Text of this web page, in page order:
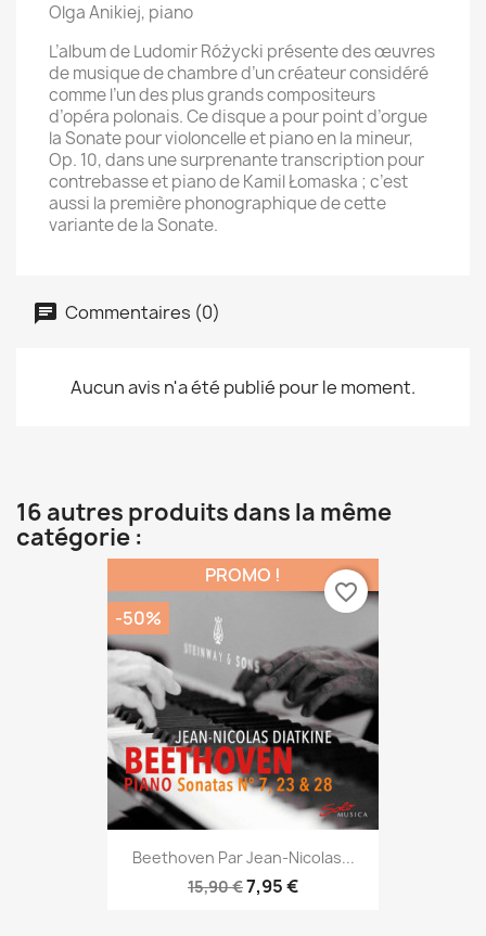
Olga Anikiej, piano
L’album de Ludomir Różycki présente des œuvres
de musique de chambre d’un créateur considéré
comme l’un des plus grands compositeurs
d’opéra polonais. Ce disque a pour point d’orgue
la Sonate pour violoncelle et piano en la mineur,
Op. 10, dans une surprenante transcription pour
contrebasse et piano de Kamil Łomaska ; c’est
aussi la première phonographique de cette
variante de la Sonate.
Commentaires (0)
Aucun avis n'a été publié pour le moment.
16 autres produits dans la même
catégorie :
Beethoven Par Jean-Nicolas...
15,90 €7,95 €
PROMO !
-50%
favorite_border